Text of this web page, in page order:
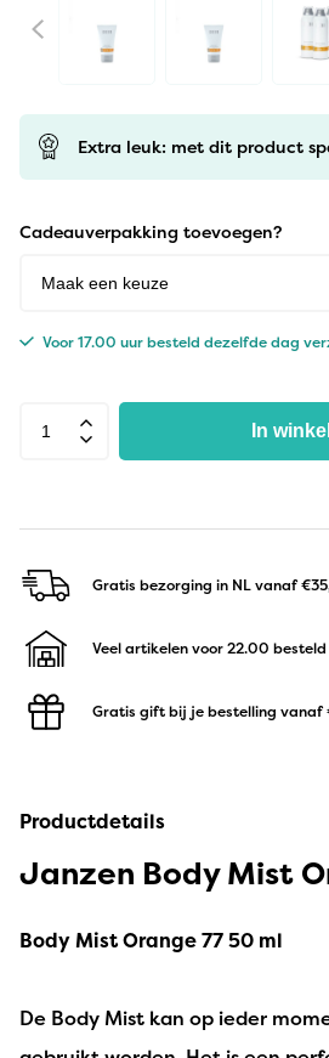
Extra leuk: met dit product
Cadeauverpakking toevoegen?
Voor 17.00 uur besteld dezelfde dag
In
Gratis bezorging in NLvanaf
Veel artikelen voor 22.00 besteld
Gratis gift bij je bestelling vanaf
Productdetails
Janzen Body Mist
Body Mist Orange 77 50 ml
De Body Mist kan op ieder